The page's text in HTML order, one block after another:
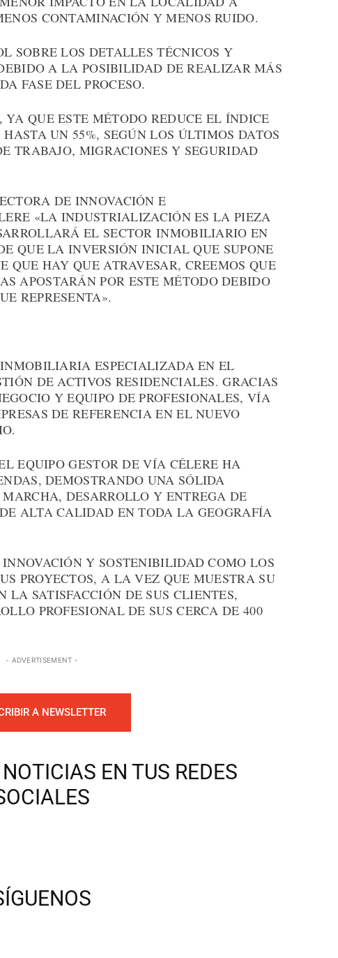
CONTAMINACIÓN Y MENOS RUIDO.
SOBRE LOS DETALLES TÉCNICOS Y
A LA POSIBILIDAD DE REALIZAR MÁS
FASE DEL PROCESO.
QUE ESTE MÉTODO REDUCE EL ÍNDICE
UN 55%, SEGÚN LOS ÚLTIMOS DATOS
TRABAJO, MIGRACIONES Y SEGURIDAD
DE INNOVACIÓN E
«LA INDUSTRIALIZACIÓN ES LA PIEZA
EL SECTOR INMOBILIARIO EN
QUE LA INVERSIÓN INICIAL QUE SUPONE
QUE HAY QUE ATRAVESAR, CREEMOS QUE
APOSTARÁN POR ESTE MÉTODO DEBIDO
REPRESENTA».
ESPECIALIZADA EN EL
DE ACTIVOS RESIDENCIALES. GRACIAS
Y EQUIPO DE PROFESIONALES, VÍA
DE REFERENCIA EN EL NUEVO
EQUIPO GESTOR DE VÍA CÉLERE HA
DEMOSTRANDO UNA SÓLIDA
DESARROLLO Y ENTREGA DE
ALTA CALIDAD EN TODA LA GEOGRAFÍA
Y SOSTENIBILIDAD COMO LOS
PROYECTOS, A LA VEZ QUE MUESTRA SU
LA SATISFACCIÓN DE SUS CLIENTES,
PROFESIONAL DE SUS CERCA DE 400
- ADVERTISEMENT -
A NEWSLETTER
EN TUS REDES